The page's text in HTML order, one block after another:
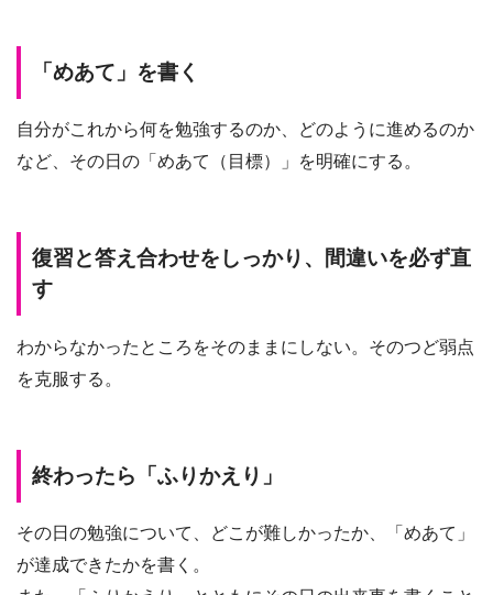
「めあて」を書く
自分がこれから何を勉強するのか、どのように進めるのか
など、その日の「めあて（目標）」を明確にする。
復習と答え合わせをしっかり、間違いを必ず直
す
わからなかったところをそのままにしない。そのつど弱点
を克服する。
終わったら「ふりかえり」
その日の勉強について、どこが難しかったか、「めあて」
が達成できたかを書く。